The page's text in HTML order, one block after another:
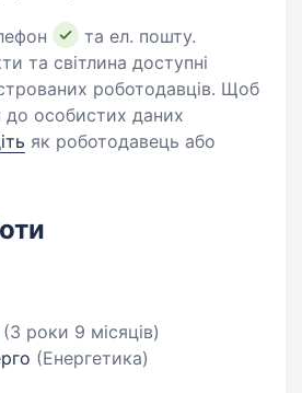
та ел. пошту.
та світлина доступні
роботодавців. Щоб
особистих даних
як роботодавець або
(3 роки 9 місяців)
(Енергетика)